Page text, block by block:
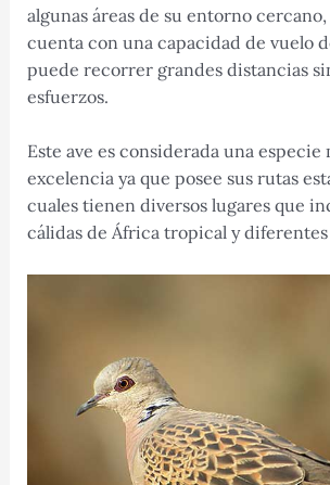
algunas áreas de su entorno
cuenta con una capacidad de vuelo
puede recorrer grandes distancias
esfuerzos.
Este ave es considerada una
excelencia ya que posee sus rutas
cuales tienen diversos lugares que
cálidas de África tropical y diferentes